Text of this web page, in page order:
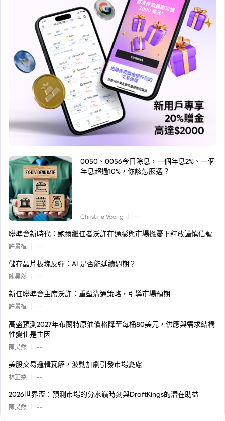
0050、0056今日除息，一個年息2%、一個
年息超過10%，你該怎麼選？
Christine Voong --
聯準會新時代：鮑爾繼任者沃許在通膨與市場擔憂下釋放謹慎信號
許景桓 --
儲存晶片板塊反彈：AI 是否能延續週期？
陳昊然 --
新任聯準會主席沃許：重塑溝通策略，引導市場預期
許景桓 --
高盛預測2027年布蘭特原油價格降至每桶80美元，供應與需求結構
性變化是主因
陳昊然 --
美股交易邏輯瓦解，波動加劇引發市場憂慮
林芷柔 --
2026世界盃：預測市場的分水嶺時刻與DraftKings的潛在助益
陳昊然 --